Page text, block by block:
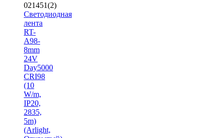
021451(2)
Светодиодная
лента
RT-
A98-
8mm
24V
Day5000
CRI98
(10
W/m,
IP20,
2835,
5m)
(Arlight,